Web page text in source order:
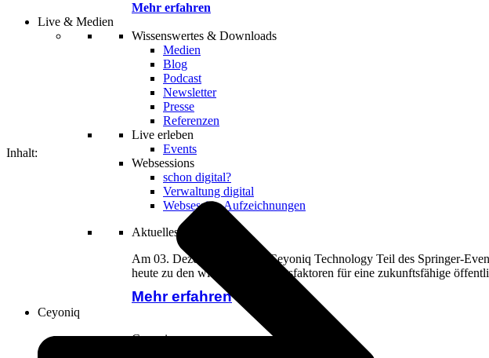
Mehr erfahren
Live & Medien
Wissenswertes & Downloads
Medien
Blog
Podcast
Newsletter
Presse
Referenzen
Live erleben
Events
Websessions
schon digital?
Verwaltung digital
Websession Aufzeichnungen
Aktuelles Webinar
Am 03. Dezember 2026 ist Ceyoniq Technology Teil des Springer-
heute zu den wichtigsten Erfolgsfaktoren für eine zukunftsfähige
Mehr erfahren
Ceyoniq
Ceyoniq
Inhalt: